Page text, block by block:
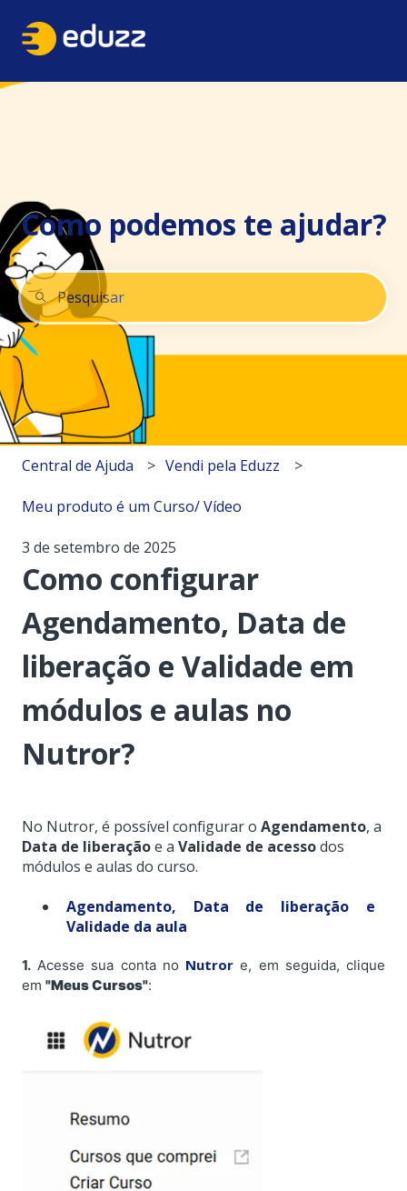
Como podemos te ajudar?
Não há sugestões porque o campo de pesquisa está
Central de Ajuda Vendi pela Eduzz
Meu produto é um Curso/ Vídeo
3 de setembro de 2025
Como configurar
Agendamento, Data de
liberação e Validade em
módulos e aulas no
Nutror?
No Nutror, é possível configurar o Agendamento, a
Data de liberaçãoe a Validade de acessodos
módulos e aulas do curso.
Agendamento, Data de liberação e
Validade da aula
1. Acesse sua conta no Nutror e, em seguida, clique
em "Meus Cursos":